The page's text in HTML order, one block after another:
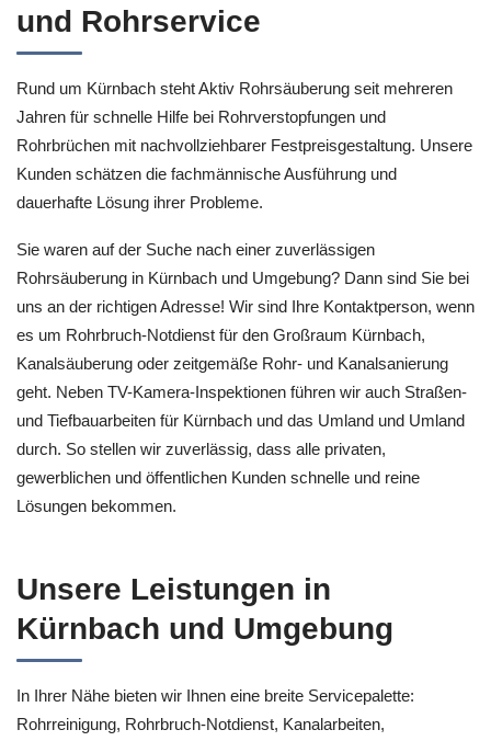
und Rohrservice
Rund um Kürnbach steht Aktiv Rohrsäuberung seit mehreren
Jahren für schnelle Hilfe bei Rohrverstopfungen und
Rohrbrüchen mit nachvollziehbarer Festpreisgestaltung. Unsere
Kunden schätzen die fachmännische Ausführung und
dauerhafte Lösung ihrer Probleme.
Sie waren auf der Suche nach einer zuverlässigen
Rohrsäuberung in Kürnbach und Umgebung? Dann sind Sie bei
uns an der richtigen Adresse! Wir sind Ihre Kontaktperson, wenn
es um Rohrbruch-Notdienst für den Großraum Kürnbach,
Kanalsäuberung oder zeitgemäße Rohr- und Kanalsanierung
geht. Neben TV-Kamera-Inspektionen führen wir auch Straßen-
und Tiefbauarbeiten für Kürnbach und das Umland und Umland
durch. So stellen wir zuverlässig, dass alle privaten,
gewerblichen und öffentlichen Kunden schnelle und reine
Lösungen bekommen.
Unsere Leistungen in
Kürnbach und Umgebung
In Ihrer Nähe bieten wir Ihnen eine breite Servicepalette:
Rohrreinigung, Rohrbruch-Notdienst, Kanalarbeiten,